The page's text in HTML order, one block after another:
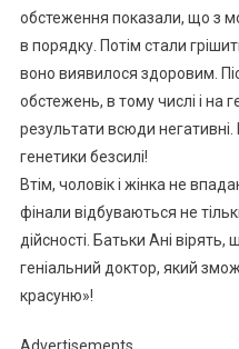
обстеження показали, що з
в порядку. Потім стали
воно виявилося здоровим.
обстежень, в тому числі і на
результати всюди негативні.
генетики безсилі!
Втім, чоловік і жінка не
фінали відбуваються не
дійсності. Батьки Ані
геніальний доктор, який
красуню»!
Advertisements